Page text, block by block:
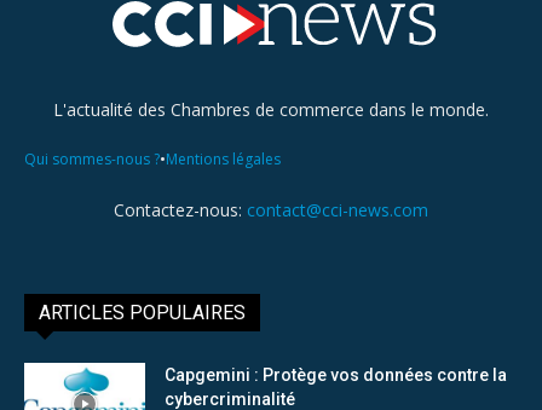
L'actualité des Chambres de commerce dans le monde.
Qui sommes-nous ?•Mentions légales
Contactez-nous: contact@cci-news.com
ARTICLES POPULAIRES
Capgemini : Protège vos données contre la
cybercriminalité